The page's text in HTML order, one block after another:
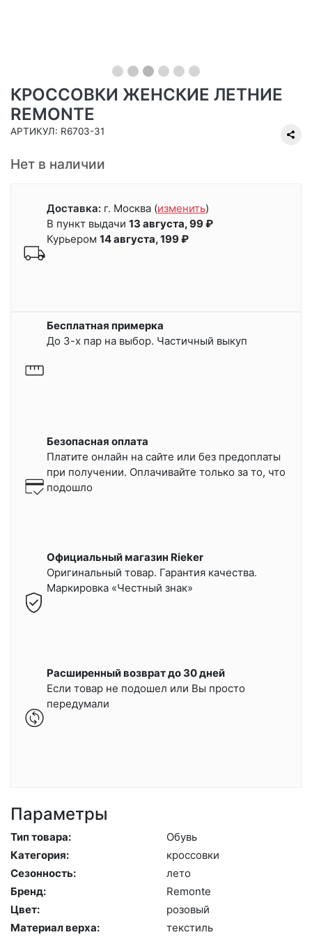
КРОССОВКИ ЖЕНСКИЕ ЛЕТНИЕ
REMONTE
АРТИКУЛ: R6703-31
Нет в наличии
Доставка: г. Москва (изменить)
В пункт выдачи 13 августа, 99 ₽
Курьером 14 августа, 199 ₽
Бесплатная примерка
До 3-х пар на выбор. Частичный выкуп
Безопасная оплата
Платите онлайн на сайте или без предоплаты
при получении. Оплачивайте только за то, что
подошло
Официальный магазин Rieker
Оригинальный товар. Гарантия качества.
Маркировка «Честный знак»
Расширенный возврат до 30 дней
Если товар не подошел или Вы просто
передумали
Параметры
Тип товара:
Обувь
Категория:
крос­совки
Сезонность:
ле­то
Бренд:
Re­mon­te
Цвет:
ро­зовый
Материал верха:
текс­тиль